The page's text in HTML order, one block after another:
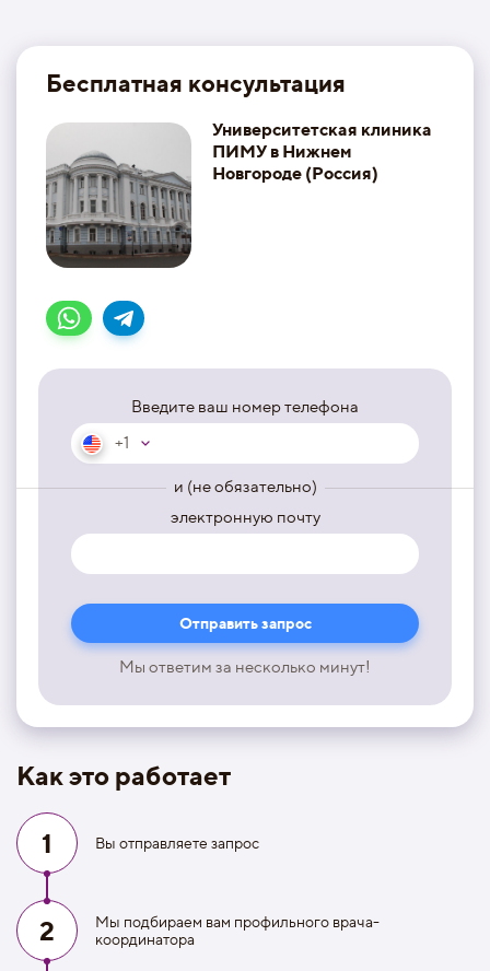
Бесплатная консультация
Университетская клиника
ПИМУ в Нижнем
Новгороде (Россия)
Введите ваш номер телефона
+1
и (не обязательно)
электронную почту
Мы ответим за несколько минут!
Как это работает
1 Вы отправляете запрос
2
Мы подбираем вам профильного врача-
координатора